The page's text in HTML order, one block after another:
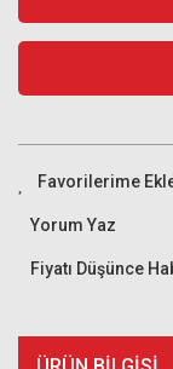
Yorum Yaz
Fiyatı Düşünce